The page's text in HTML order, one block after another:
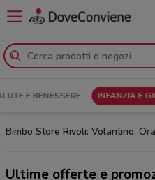
E BENESSERE INFANZIA E
Bimbo Store Rivoli: Volantino,
Ultime offerte e